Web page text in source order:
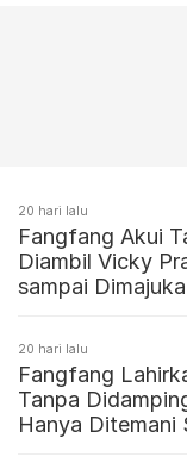
20 hari lalu
Fangfang Akui
Diambil Vicky
sampai
20 hari lalu
Fangfang
Tanpa
Hanya Ditemani